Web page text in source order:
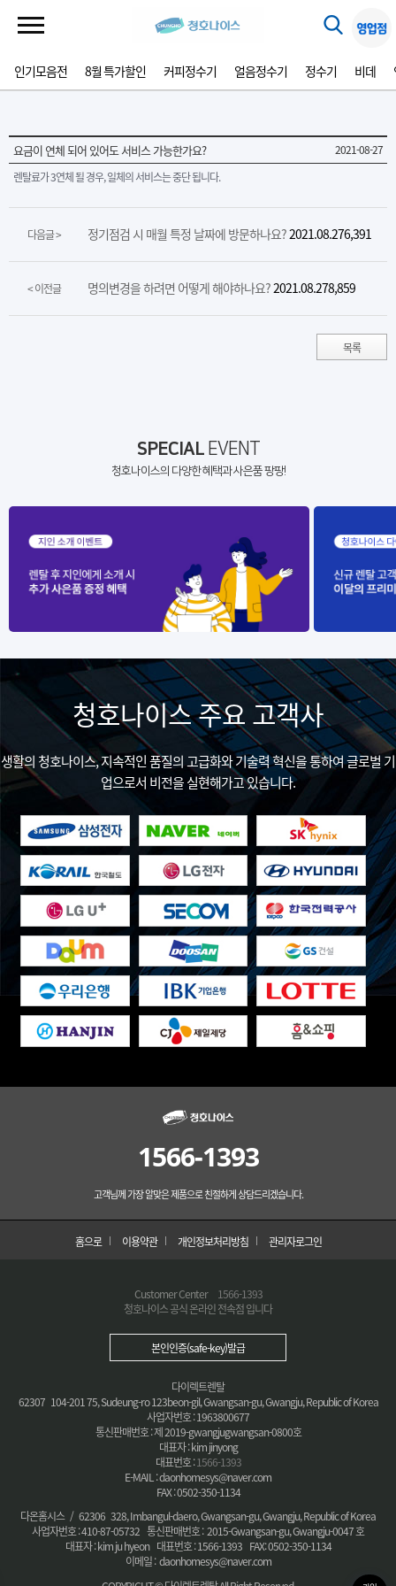
인기모음전 8월 특가할인 커피정수기 얼음정수기 정수기 비데
요금이 연체 되어 있어도 서비스 가능한가요?
2021-08-27
렌탈료가 3연체 될 경우, 일체의 서비스는 중단 됩니다.
다음글 > 정기점검 시 매월 특정 날짜에 방문하나요?2021.08.276,391
< 이전글 명의변경을 하려면 어떻게 해야하나요?2021.08.278,859
목록
SPECIALEVENT
청호나이스의 다양한 혜택과 사은품 팡팡!
청호나이스 주요 고객사
생활의 청호나이스, 지속적인 품질의 고급화와 기술력 혁신을 통하여 글로벌 기
업으로서 비전을 실현해가고 있습니다.
1566-1393
고객님께 가장 알맞은 제품으로 친절하게 상담드리겠습니다.
홈으로 이용약관 개인정보처리방침 관리자로그인
Customer Center
1566-1393
청호나이스 공식 온라인 전속점 입니다
본인인증(safe-key)발급
다이렉트렌탈
62307 104-201 75, Sudeung-ro 123beon-gil, Gwangsan-gu, Gwangju, Republic of Korea
사업자번호 : 1963800677
통신판매번호 : 제 2019-gwangjugwangsan-0800호
대표자 : kim jinyong
대표번호 :1566-1393
E-MAIL : daonhomesys@naver.com
FAX : 0502-350-1134
다온홈시스 / 62306 328, Imbangul-daero, Gwangsan-gu, Gwangju, Republic of Korea
사업자번호 : 410-87-05732 통신판매번호 : 2015-Gwangsan-gu, Gwangju-0047 호
대표자 : kim ju hyeon 대표번호 : 1566-1393 FAX: 0502-350-1134
이메일 : daonhomesys@naver.com